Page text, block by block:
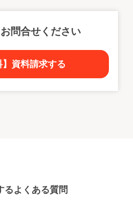
問合せください
】資料請求する
るよくある質問